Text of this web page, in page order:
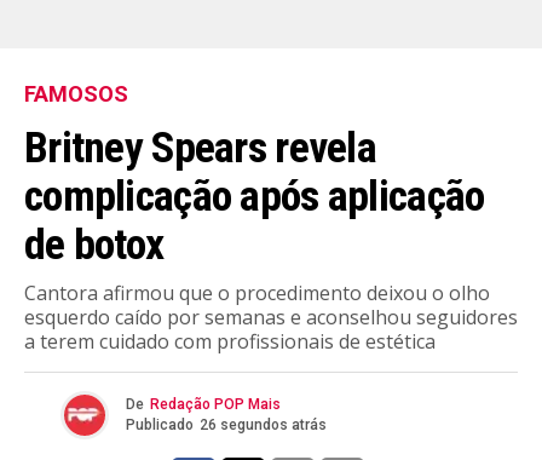
FAMOSOS
Britney Spears revela
complicação após aplicação
de botox
Cantora afirmou que o procedimento deixou o olho
esquerdo caído por semanas e aconselhou seguidores
a terem cuidado com profissionais de estética
De Redação POP Mais
Publicado 26 segundos atrás